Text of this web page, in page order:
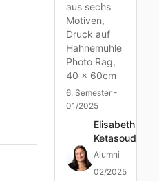
aus sechs
Motiven,
Druck auf
Hahnemühle
Photo Rag,
40 x 60cm
6. Semester -
01/2025
Elisabeth
Ketasoudis
Alumni
02/2025